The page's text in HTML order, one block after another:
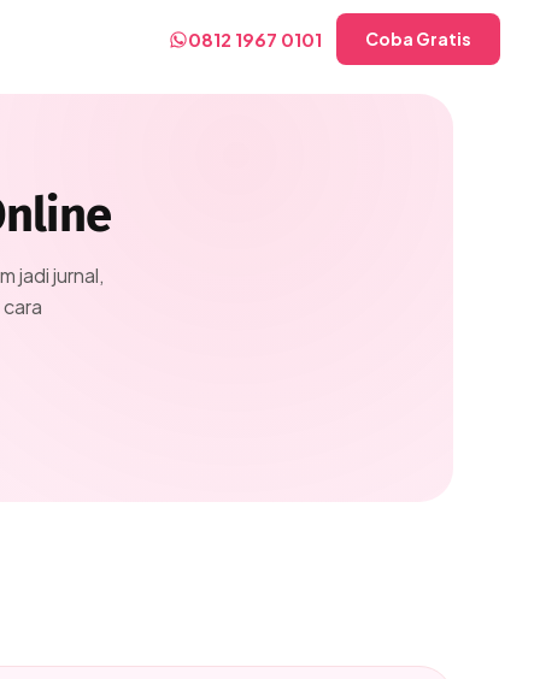
0812 1967 0101 Coba Gratis
jadi jurnal,